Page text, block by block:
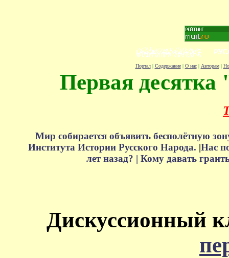
Портал| Содержание| О нас| Авторам|
Первая десятка
Мир собирается объявить бесполётную
Института Истории Русского Народа. |Нас
лет назад? | Кому давать
Дискуссионный